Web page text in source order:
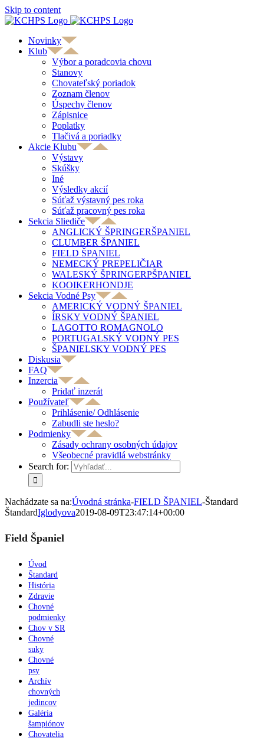
Skip to content
Novinky
Klub
Výbor a poradcovia chovu
Stanovy
Chovateľský poriadok
Zoznam členov
Úspechy členov
Zápisnice
Poplatky
Tlačivá a poriadky
Akcie Klubu
Výstavy
Skúšky
Iné
Výsledky akcií
Súťaž výstavný pes roka
Súťaž pracovný pes roka
Sekcia Sliediče
ANGLICKÝ ŠPRINGERŠPANIEL
CLUMBER ŠPANIEL
FIELD ŠPANIEL
NEMECKÝ PREPELIČIAR
WALESKÝ ŠPRINGERPŠPANIEL
KOOIKERHONDJE
Sekcia Vodné Psy
AMERICKÝ VODNÝ ŠPANIEL
ÍRSKY VODNÝ ŠPANIEL
LAGOTTO ROMAGNOLO
PORTUGALSKÝ VODNÝ PES
ŠPANIELSKY VODNÝ PES
Diskusia
FAQ
Inzercia
Pridať inzerát
Používateľ
Prihlásenie/ Odhlásenie
Zabudli ste heslo?
Podmienky
Zásady ochrany osobných údajov
Všeobecné pravidlá webstránky
Search for:
Nachádzate sa na:Úvodná stránka-FIELD ŠPANIEL-Štandard
ŠtandardIglodyova2019-08-09T23:47:14+00:00
Field Španiel
Úvod
Štandard
História
Zdravie
Chovné
podmienky
Chov v SR
Chovné
suky
Chovné
psy
Archív
chovných
jedincov
Galéria
šampiónov
Chovatelia